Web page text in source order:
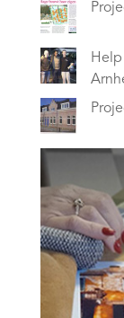
Help